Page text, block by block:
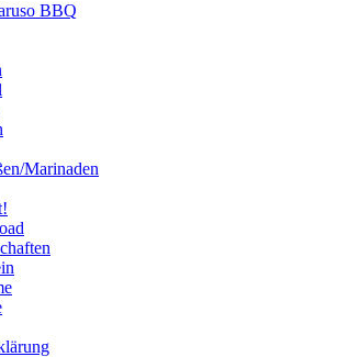
BBQ
Marinaden